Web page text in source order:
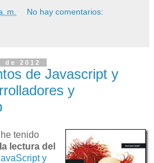
m. No hay comentarios:
de 2012
de Javascript y
y
tenido
lectura del
y